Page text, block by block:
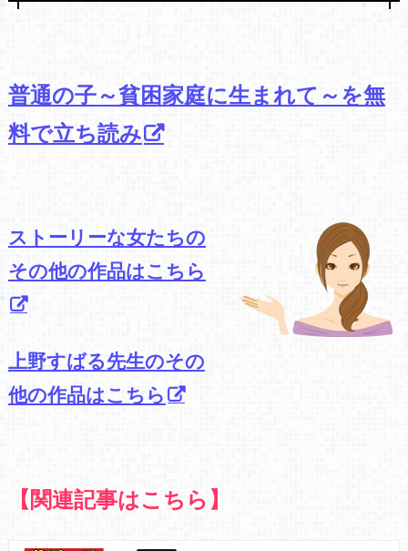
普通の子～貧困家庭に生まれて～を無
料で立ち読み
ストーリーな女たちの
その他の作品はこちら
上野すばる先生のその
他の作品はこちら
【関連記事はこちら】